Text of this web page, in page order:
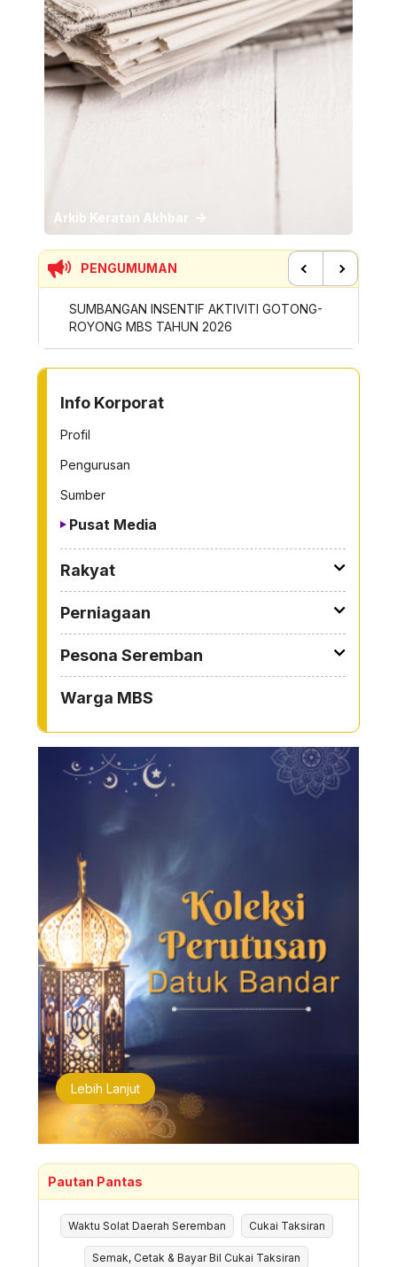
Arkib Keratan Akhbar
PENGUMUMAN
SUMBANGAN INSENTIF AKTIVITI GOTONG-
ROYONG MBS TAHUN 2026
Info Korporat
Profil
Pengurusan
Sumber
Pusat Media
Rakyat
Perniagaan
Pesona Seremban
Warga MBS
Lebih Lanjut
Pautan Pantas
Waktu Solat Daerah Seremban Cukai Taksiran
Semak, Cetak & Bayar Bil Cukai Taksiran